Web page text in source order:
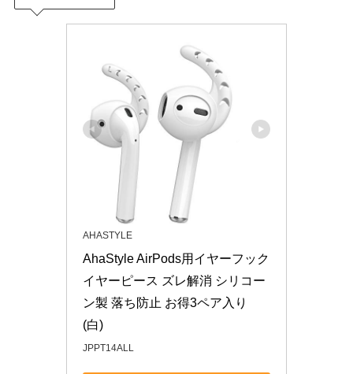
AHASTYLE
AhaStyle AirPods用イヤーフック
イヤーピース ズレ解消 シリコー
ン製 落ち防止 お得3ペア入り
(白)
JPPT14ALL